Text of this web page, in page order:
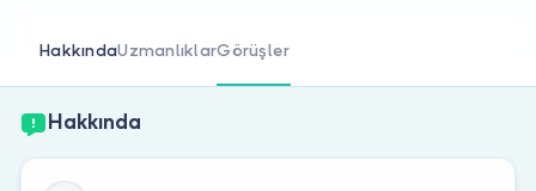
HakkındaUzmanlıklarGörüşler
Hakkında